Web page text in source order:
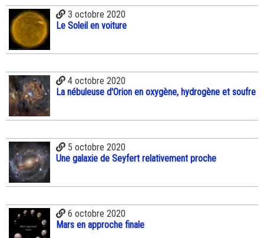
3 octobre 2020
Le Soleil en voiture
4 octobre 2020
La nébuleuse d'Orion en oxygène, hydrogène et soufre
5 octobre 2020
Une galaxie de Seyfert relativement proche
6 octobre 2020
Mars en approche finale